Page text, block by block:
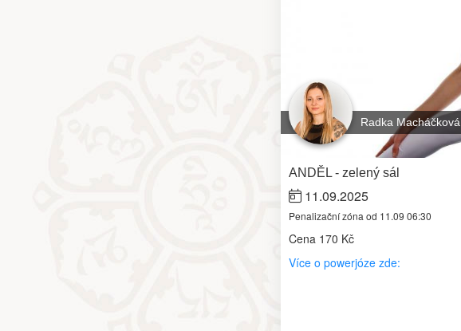
Radka Macháčková
ANDĚL - zelený sál
11.09.2025
Penalizační zóna od 11.09 06:30
Cena 170 Kč
Více o powerjóze zde: